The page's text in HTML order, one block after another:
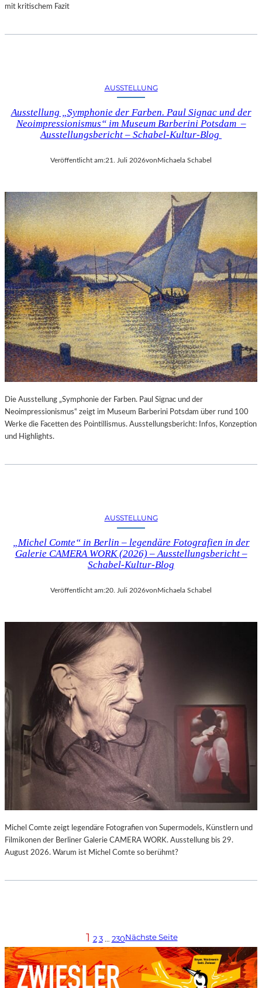
mit kritischem Fazit
AUSSTELLUNG
Ausstellung „Symphonie der Farben. Paul Signac und der
Neoimpressionismus“ im Museum Barberini Potsdam –
Ausstellungsbericht – Schabel-Kultur-Blog
Veröffentlicht am:21. Juli 2026vonMichaela Schabel
Die Ausstellung „Symphonie der Farben. Paul Signac und der
Neoimpressionismus“ zeigt im Museum Barberini Potsdam über rund 100
Werke die Facetten des Pointillismus. Ausstellungsbericht: Infos, Konzeption
und Highlights.
AUSSTELLUNG
„Michel Comte“ in Berlin – legendäre Fotografien in der
Galerie CAMERA WORK (2026) – Ausstellungsbericht –
Schabel-Kultur-Blog
Veröffentlicht am:20. Juli 2026vonMichaela Schabel
Michel Comte zeigt legendäre Fotografien von Supermodels, Künstlern und
Filmikonen der Berliner Galerie CAMERA WORK. Ausstellung bis 29.
August 2026. Warum ist Michel Comte so berühmt?
1 2 3 … 230Nächste Seite